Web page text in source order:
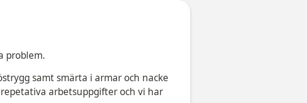
problem.
samt smärta i armar och nacke
arbetsuppgifter och vi har